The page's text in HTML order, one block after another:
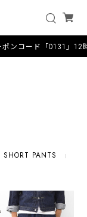
コード「0131」12
SHORT PANTS